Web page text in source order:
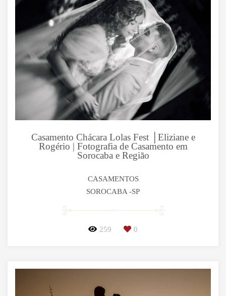
Casamento Chácara Lolas Fest │Eliziane e
Rogério | Fotografia de Casamento em
Sorocaba e Região
CASAMENTOS
SOROCABA -SP
259 0